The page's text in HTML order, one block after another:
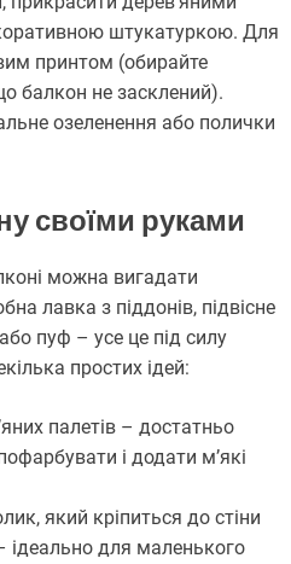
штукатуркою. Для
принтом (обирайте
балкон не засклений).
озеленення або полички
своїми руками
можна вигадати
лавка з піддонів, підвісне
пуф – усе це під силу
простих ідей:
палетів – достатньо
і додати м’які
який кріпиться до стіни
ідеально для маленького